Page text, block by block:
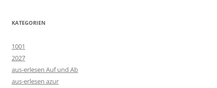
KATEGORIEN
1001
2027
aus-erlesen Auf und Ab
aus-erlesen azur